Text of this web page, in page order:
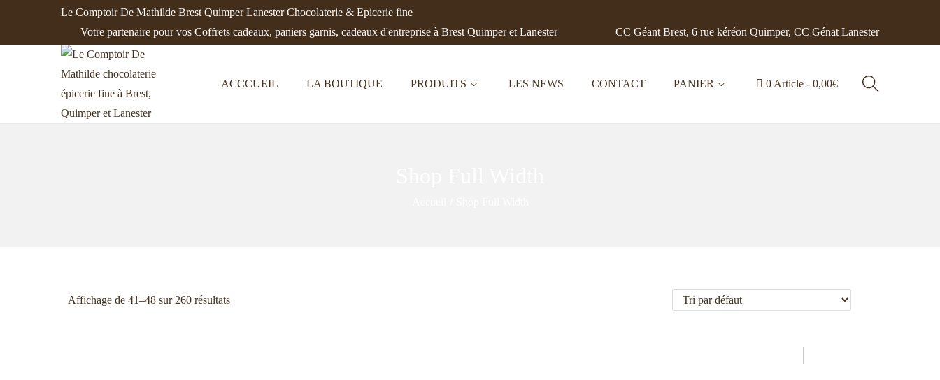
Le Comptoir De Mathilde Brest Quimper Lanester Chocolaterie & Epicerie fine
Votre partenaire pour vos Coffrets cadeaux, paniers garnis, cadeaux d'entreprise à Brest Quimper et Lanester
CC Géant Brest, 6 rue kéréon Quimper, CC Génat Lanester
ACCCUEIL LA BOUTIQUE PRODUITS LES NEWS CONTACT PANIER 0 Article 0,00€
Affichage de 41–48 sur 260 résultats